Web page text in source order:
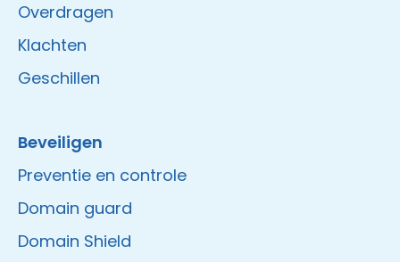
Overdragen
Klachten
Geschillen
Beveiligen
Preventie en controle
Domain guard
Domain Shield